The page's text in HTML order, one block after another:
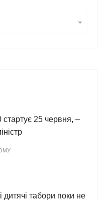
25 червня, –
дитячі табори поки не